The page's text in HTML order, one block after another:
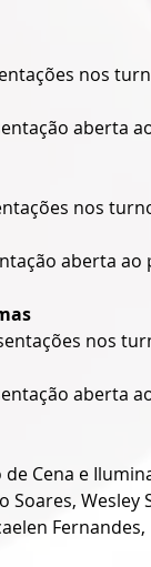
nos
aberta
nos
aberta ao
nos
aberta
Cena e
Soares,